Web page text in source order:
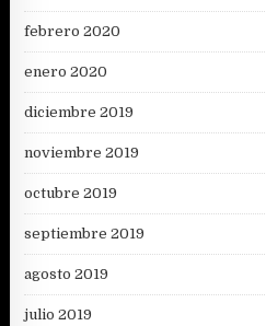
febrero 2020
enero 2020
diciembre 2019
noviembre 2019
octubre 2019
septiembre 2019
agosto 2019
julio 2019